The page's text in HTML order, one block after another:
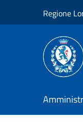
Regione